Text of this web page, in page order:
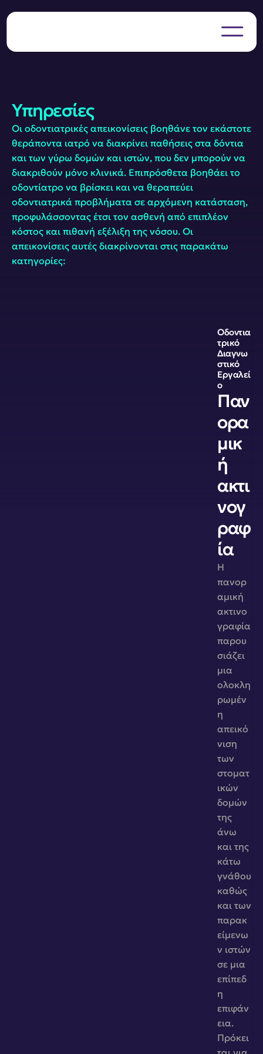
Υπηρεσίες
Οι οδοντιατρικές απεικονίσεις βοηθάνε τον εκάστοτε
θεράποντα ιατρό να διακρίνει παθήσεις στα δόντια
και των γύρω δομών και ιστών, που δεν μπορούν να
διακριθούν μόνο κλινικά. Επιπρόσθετα βοηθάει το
οδοντίατρο να βρίσκει και να θεραπεύει
οδοντιατρικά προβλήματα σε αρχόμενη κατάσταση,
προφυλάσσοντας έτσι τον ασθενή από επιπλέον
κόστος και πιθανή εξέλιξη της νόσου. Οι
απεικονίσεις αυτές διακρίνονται στις παρακάτω
κατηγορίες:
Οδοντια
τρικό
Διαγνω
στικό
Εργαλεί
ο
Παν
ορα
μικ
ή
ακτι
νογ
ραφ
ία
Η
πανορ
αμική
ακτινο
γραφία
παρου
σιάζει
μια
ολοκλη
ρωμέν
η
απεικό
νιση
των
στοματ
ικών
δομών
της
άνω
και της
κάτω
γνάθου
καθώς
και των
παρακ
είμενω
ν ιστών
σε μια
επίπεδ
η
επιφάν
εια.
Πρόκει